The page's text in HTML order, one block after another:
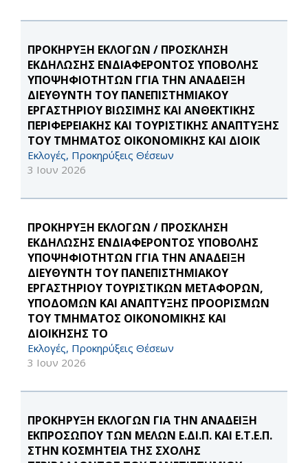
ΠΡΟΚΗΡΥΞΗ ΕΚΛΟΓΩΝ / ΠΡΟΣΚΛΗΣΗ
ΕΚΔΗΛΩΣΗΣ ΕΝΔΙΑΦΕΡΟΝΤΟΣ ΥΠΟΒΟΛΗΣ
ΥΠΟΨΗΦΙΟΤΗΤΩΝ ΓΓΙΑ ΤΗΝ ΑΝΑΔΕΙΞΗ
ΔΙΕΥΘΥΝΤΗ ΤΟΥ ΠΑΝΕΠΙΣΤΗΜΙΑΚΟΥ
ΕΡΓΑΣΤΗΡΙΟΥ ΒΙΩΣΙΜΗΣ ΚΑΙ ΑΝΘΕΚΤΙΚΗΣ
ΠΕΡΙΦΕΡΕΙΑΚΗΣ ΚΑΙ ΤΟΥΡΙΣΤΙΚΗΣ ΑΝΑΠΤΥΞΗΣ
ΤΟΥ ΤΜΗΜΑΤΟΣ ΟΙΚΟΝΟΜΙΚΗΣ ΚΑΙ ΔΙΟΙΚ
Εκλογές, Προκηρύξεις Θέσεων
3 Ιουν 2026
ΠΡΟΚΗΡΥΞΗ ΕΚΛΟΓΩΝ / ΠΡΟΣΚΛΗΣΗ
ΕΚΔΗΛΩΣΗΣ ΕΝΔΙΑΦΕΡΟΝΤΟΣ ΥΠΟΒΟΛΗΣ
ΥΠΟΨΗΦΙΟΤΗΤΩΝ ΓΓΙΑ ΤΗΝ ΑΝΑΔΕΙΞΗ
ΔΙΕΥΘΥΝΤΗ ΤΟΥ ΠΑΝΕΠΙΣΤΗΜΙΑΚΟΥ
ΕΡΓΑΣΤΗΡΙΟΥ ΤΟΥΡΙΣΤΙΚΩΝ ΜΕΤΑΦΟΡΩΝ,
ΥΠΟΔΟΜΩΝ ΚΑΙ ΑΝΑΠΤΥΞΗΣ ΠΡΟΟΡΙΣΜΩΝ
ΤΟΥ ΤΜΗΜΑΤΟΣ ΟΙΚΟΝΟΜΙΚΗΣ ΚΑΙ
ΔΙΟΙΚΗΣΗΣ ΤΟ
Εκλογές, Προκηρύξεις Θέσεων
3 Ιουν 2026
ΠΡΟΚΗΡΥΞΗ ΕΚΛΟΓΩΝ ΓΙΑ ΤΗΝ ΑΝΑΔΕΙΞΗ
ΕΚΠΡΟΣΩΠΟΥ ΤΩΝ ΜΕΛΩΝ Ε.ΔΙ.Π. ΚΑΙ Ε.Τ.Ε.Π.
ΣΤΗΝ ΚΟΣΜΗΤΕΙΑ ΤΗΣ ΣΧΟΛΗΣ